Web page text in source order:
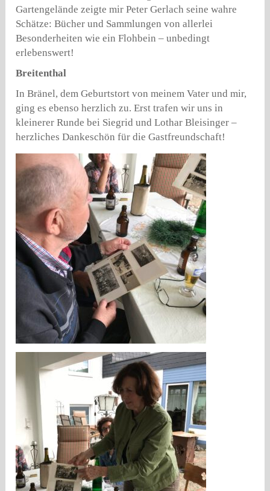
Gartengelände zeigte mir Peter Gerlach seine wahre
Schätze: Bücher und Sammlungen von allerlei
Besonderheiten wie ein Flohbein – unbedingt
erlebenswert!
Breitenthal
In Bränel, dem Geburtstort von meinem Vater und mir,
ging es ebenso herzlich zu. Erst trafen wir uns in
kleinerer Runde bei Siegrid und Lothar Bleisinger –
herzliches Dankeschön für die Gastfreundschaft!